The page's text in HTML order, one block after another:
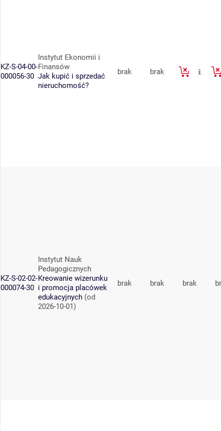
KZ-S-04-00-
000056-30
Instytut Ekonomii i
Finansów
Jak kupić i sprzedać
nieruchomość?
brak brak
KZ-S-02-02-
000074-30
Instytut Nauk
Pedagogicznych
Kreowanie wizerunku
i promocja placówek
edukacyjnych (od
2026-10-01)
brak brak brak